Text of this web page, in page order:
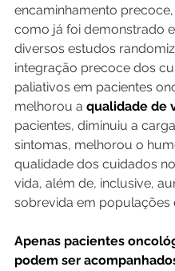
encaminhamento precoce,
como já foi demonstrado
diversos estudos
integração precoce dos
paliativos em pacientes
melhorou a qualidade de
pacientes, diminuiu a
sintomas, melhorou o
qualidade dos cuidados
vida, além de, inclusive,
sobrevida em populações
Apenas pacientes
podem ser